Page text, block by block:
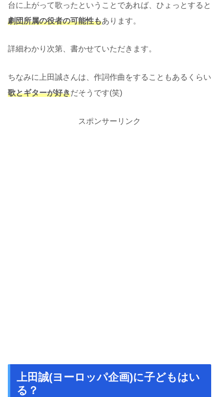
台に上がって歌ったということであれば、ひょっとすると
劇団所属の役者の可能性もあります。
詳細わかり次第、書かせていただきます。
ちなみに上田誠さんは、作詞作曲をすることもあるくらい
歌とギターが好きだそうです(笑)
スポンサーリンク
上田誠(ヨーロッパ企画)に子どもはい
る？